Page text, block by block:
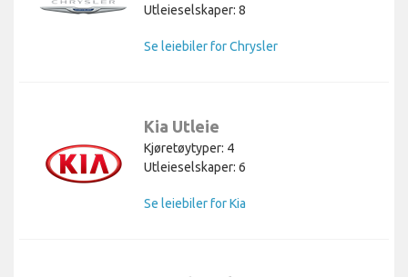
Utleieselskaper: 8
Se leiebiler for Chrysler
Kia Utleie
Kjøretøytyper: 4
Utleieselskaper: 6
Se leiebiler for Kia